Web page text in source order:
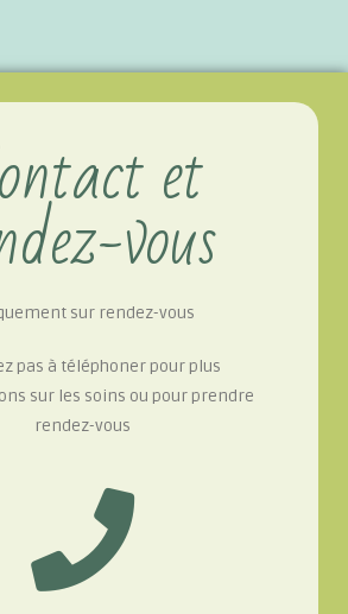
et
vous
sur rendez-vous
pas à téléphoner pour plus
sur les soins ou pour prendre
rendez-vous